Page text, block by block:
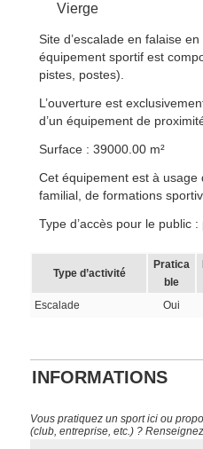
Vierge
Site d’escalade en falaise
équipement sportif est
pistes, postes).
L’ouverture est
d’un équipement de
Surface : 39000.00 m²
Cet équipement est à usage
familial, de formations
Type d’accès pour le public :
Type d’activité
Pratica
ble
Escalade Oui
INFORMATIONS
Vous pratiquez un sport ici ou
(club, entreprise, etc.) ?